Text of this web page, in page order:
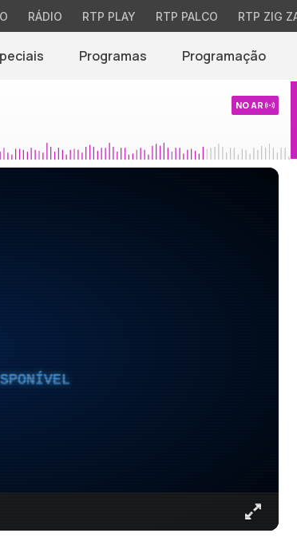
RÁDIO RTP PLAY RTP PALCO RTP ZIG
Programas Programação
NO AR